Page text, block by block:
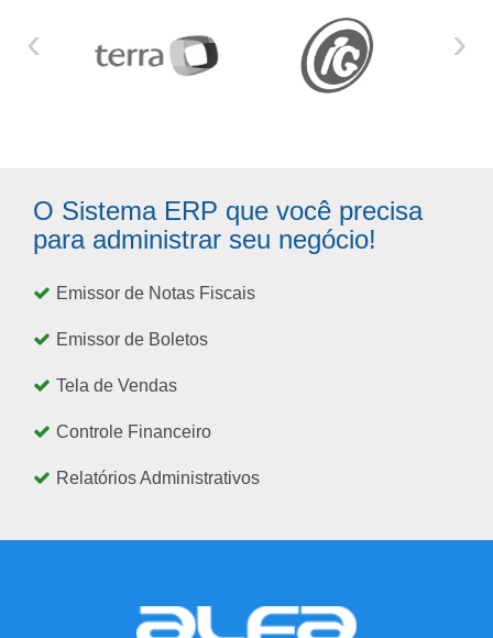
‹ ›
O Sistema ERP que você precisa
para administrar seu negócio!
Emissor de Notas Fiscais
Emissor de Boletos
Tela de Vendas
Controle Financeiro
Relatórios Administrativos